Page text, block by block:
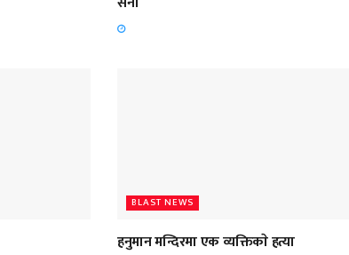
BLAST NEWS
हनुमान मन्दिरमा एक व्यक्तिकाे हत्या